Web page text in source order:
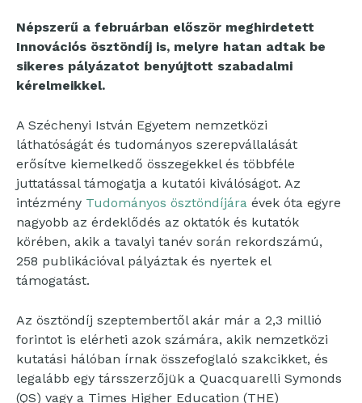
Népszerű a februárban először meghirdetett
Innovációs ösztöndíj is, melyre hatan adtak be
sikeres pályázatot benyújtott szabadalmi
kérelmeikkel.
A Széchenyi István Egyetem nemzetközi
láthatóságát és tudományos szerepvállalását
erősítve kiemelkedő összegekkel és többféle
juttatással támogatja a kutatói kiválóságot. Az
intézmény Tudományos ösztöndíjára évek óta egyre
nagyobb az érdeklődés az oktatók és kutatók
körében, akik a tavalyi tanév során rekordszámú,
258 publikációval pályáztak és nyertek el
támogatást.
Az ösztöndíj szeptembertől akár már a 2,3 millió
forintot is elérheti azok számára, akik nemzetközi
kutatási hálóban írnak összefoglaló szakcikket, és
legalább egy társszerzőjük a Quacquarelli Symonds
(QS) vagy a Times Higher Education (THE)